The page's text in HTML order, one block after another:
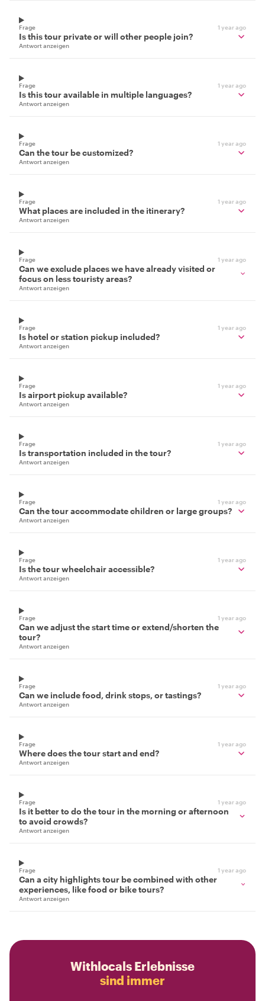
Frage 1 year ago
Is this tour private or will other people join?
Antwort anzeigen
Frage 1 year ago
Is this tour available in multiple languages?
Antwort anzeigen
Frage 1 year ago
Can the tour be customized?
Antwort anzeigen
Frage 1 year ago
What places are included in the itinerary?
Antwort anzeigen
Frage 1 year ago
Can we exclude places we have already visited or
focus on less touristy areas?
Antwort anzeigen
Frage 1 year ago
Is hotel or station pickup included?
Antwort anzeigen
Frage 1 year ago
Is airport pickup available?
Antwort anzeigen
Frage 1 year ago
Is transportation included in the tour?
Antwort anzeigen
Frage 1 year ago
Can the tour accommodate children or large groups?
Antwort anzeigen
Frage 1 year ago
Is the tour wheelchair accessible?
Antwort anzeigen
Frage 1 year ago
Can we adjust the start time or extend/shorten the
tour?
Antwort anzeigen
Frage 1 year ago
Can we include food, drink stops, or tastings?
Antwort anzeigen
Frage 1 year ago
Where does the tour start and end?
Antwort anzeigen
Frage 1 year ago
Is it better to do the tour in the morning or afternoon
to avoid crowds?
Antwort anzeigen
Frage 1 year ago
Can a city highlights tour be combined with other
experiences, like food or bike tours?
Antwort anzeigen
Withlocals Erlebnisse
sind immer